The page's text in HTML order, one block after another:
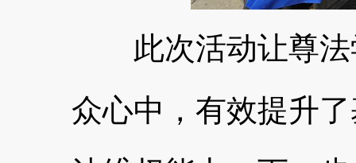
此次活动让尊法
众心中，有效提升